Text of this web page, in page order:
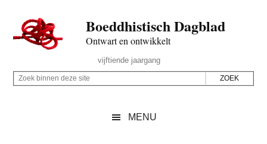
naar
de
inhoud
secondary
naar
de
sidebar
naar
de
Boeddhistisch Dagblad
Ontwart en ontwikkelt
Rechts
vijftiende jaargang
Z
Z
MENU